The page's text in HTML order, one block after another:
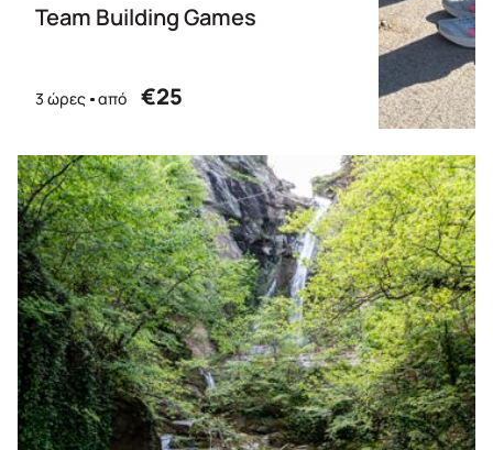
Team Building Games
3 ώρες από €25